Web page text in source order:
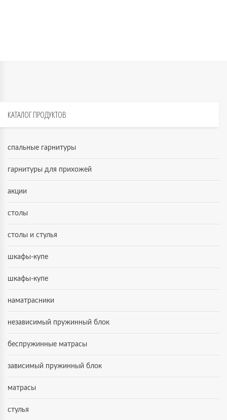
КАТАЛОГПРОДУКТОВ
спальные гарнитуры
гарнитуры для прихожей
акции
столы
столы и стулья
шкафы-купе
шкафы-купе
наматрасники
независимый пружинный блок
беспружинные матрасы
зависимый пружинный блок
матрасы
стулья